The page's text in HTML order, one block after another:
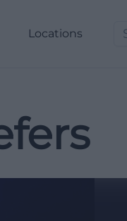
Locations